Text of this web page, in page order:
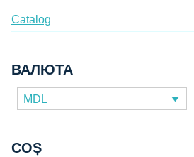
Catalog
ВАЛЮТА
MDL
COȘ